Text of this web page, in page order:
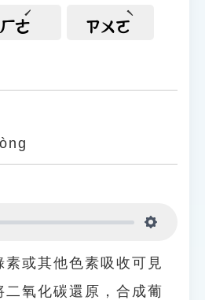
ㄏㄜ ㄗㄨㄛ
素或其他色素吸收可見
二氧化碳還原，合成葡